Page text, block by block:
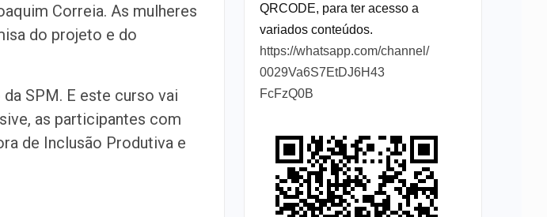
Correia. As mulheres
do projeto e do
SPM. E este curso vai
as participantes com
de Inclusão Produtiva e
QRCODE, para ter acesso a
variados conteúdos.
https://whatsapp.com/channel/
0029Va6S7EtDJ6H43
FcFzQ0B